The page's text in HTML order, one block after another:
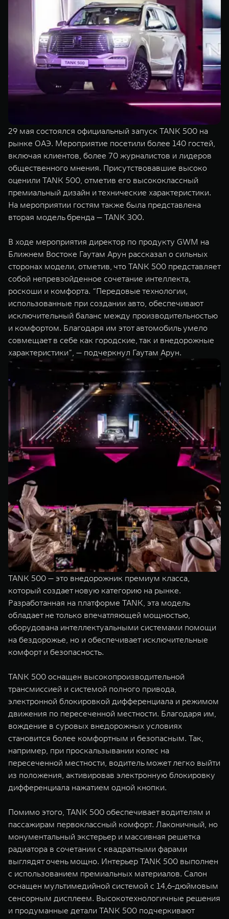
от 6 499 000 ₽
TANK 700
от 10 199
WEY 07
Расширяя границы комфорта
от 6 149 000 ₽
WEY 05
Эстетика
от 5 699
WEY 80
Масштаб возможностей
от 6 449 000 ₽
WEY 80
Масштаб
от 8 099
TANK Финансы
Корпоративным клиентам
TANK ФИНАНСЫ
TANK Кредит
TANK Лизинг
Специальные предложения
Моторные масла
ЦИФРОВЫЕ СЕРВИСЫ TANK
Цифровые сервисы TANK
29 мая состоялся официальный запуск TANK 500 на
рынке ОАЭ. Мероприятие посетили более 140 гостей,
включая клиентов, более 70 журналистов и лидеров
общественного мнения. Присутствовавшие высоко
оценили TANK 500, отметив его высококлассный
премиальный дизайн и технические характеристики.
На мероприятии гостям также была представлена
вторая модель бренда — TANK 300.
В ходе мероприятия директор по продукту GWM на
Ближнем Востоке Гаутам Арун рассказал о сильных
сторонах модели, отметив, что TANK 500 представляет
собой непревзойденное сочетание интеллекта,
роскоши и комфорта. “Передовые технологии,
использованные при создании авто, обеспечивают
исключительный баланс между производительностью
и комфортом. Благодаря им этот автомобиль умело
совмещает в себе как городские, так и внедорожные
характеристики”, — подчеркнул Гаутам Арун.
TANK 500 — это внедорожник премиум класса,
который создает новую категорию на рынке.
Разработанная на платформе TANK, эта модель
обладает не только впечатляющей мощностью,
оборудована интеллектуальными системами помощи
на бездорожье, но и обеспечивает исключительные
комфорт и безопасность.
TANK 500 оснащен высокопроизводительной
трансмиссией и системой полного привода,
электронной блокировкой дифференциала и режимом
движения по пересеченной местности. Благодаря им,
вождение в суровых внедорожных условиях
становится более комфортным и безопасным. Так,
например, при проскальзывании колес на
пересеченной местности, водитель может легко выйти
из положения, активировав электронную блокировку
дифференциала нажатием одной кнопки.
Помимо этого, TANK 500 обеспечивает водителям и
пассажирам первоклассный комфорт. Лаконичный, но
монументальный экстерьер и массивная решетка
радиатора в сочетании с квадратными фарами
выглядят очень мощно. Интерьер TANK 500 выполнен
с использованием премиальных материалов. Салон
оснащен мультимедийной системой с 14,6-дюймовым
сенсорным дисплеем. Высокотехнологичные решения
и продуманные детали TANK 500 подчеркивают